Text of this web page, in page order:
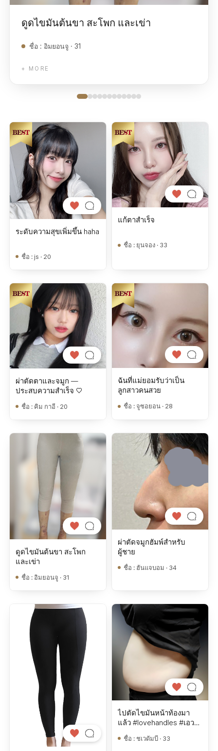
ดูดไขมันต้นขา สะโพก และเข่า
ชื่อ : อิมยอนจู · 31
+ MORE
ระดับความสุขเพิ่มขึ้น haha
ชื่อ : js · 20
แก้ตาสำเร็จ
ชื่อ : ยุนจอง · 33
ผ่าตัดตาและจมูก —
ประสบความสำเร็จ ♡
ชื่อ : คิม กาอี · 20
ฉันที่แม่ยอมรับว่าเป็น
ลูกสาวคนสวย
ชื่อ : จูซอยอน · 28
ดูดไขมันต้นขา สะโพก
และเข่า
ชื่อ : อิมยอนจู · 31
ผ่าตัดจมูกฮัมพ์สำหรับ
ผู้ชาย
ชื่อ : ฮันแจบอม · 34
ไปตัดไขมันหน้าท้องมา
แล้ว #lovehandles #เอว
ข้าง #เอวหลัง #หน้าท้อง
ชื่อ : ชเวดัมบี · 33